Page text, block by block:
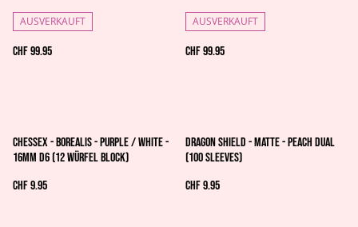
AUSVERKAUFT
CHF 99.95
AUSVERKAUFT
CHF 99.95
Chessex - Borealis - Purple / white -
16mm d6 (12 Würfel Block)
CHF 9.95
Dragon Shield - Matte - Peach dual
(100 Sleeves)
CHF 9.95